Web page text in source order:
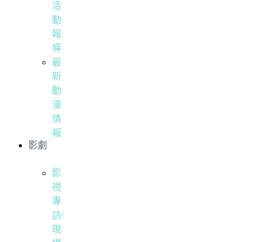
活
動
報
導
最
新
動
漫
情
報
影劇
影
視
專
訪/
現